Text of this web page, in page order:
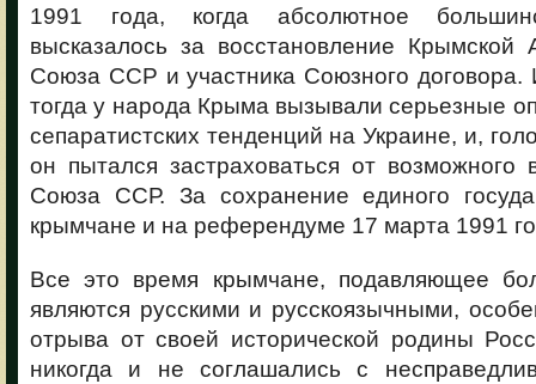
1991 года, когда абсолютное
высказалось за восстановление Крымской
Союза ССР и участника Союзного
тогда у народа Крыма вызывали серьезные
сепаратистских тенденций на Украине, и,
он пытался застраховаться от возможного
Союза ССР. За сохранение единого
крымчане и на референдуме 17 марта 1991
Все это время крымчане, подавляющее
являются русскими и русскоязычными,
отрыва от своей исторической родины
никогда и не соглашались с